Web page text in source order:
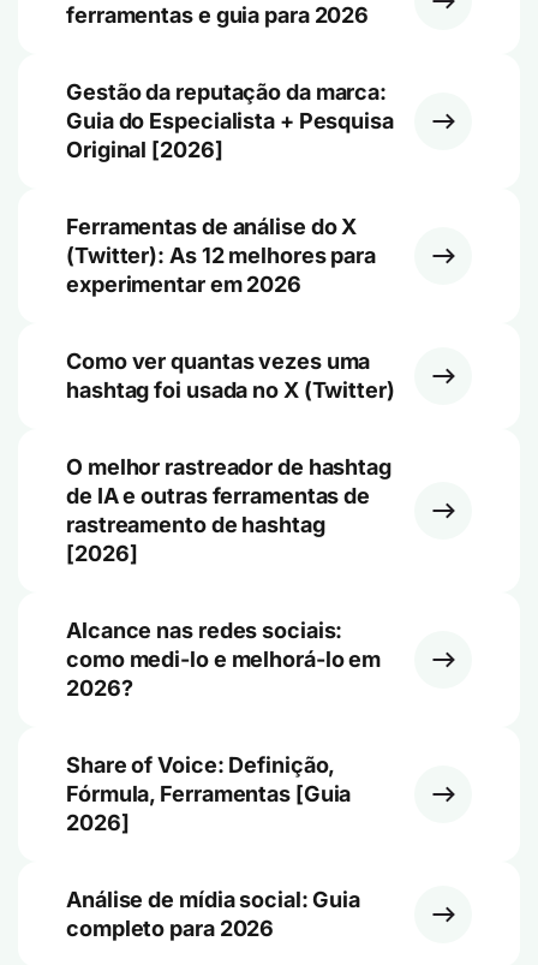
ferramentas e guia para 2026
Gestão da reputação da marca:
Guia do Especialista + Pesquisa
Original [2026]
Ferramentas de análise do X
(Twitter): As 12 melhores para
experimentar em 2026
Como ver quantas vezes uma
hashtag foi usada no X (Twitter)
O melhor rastreador de hashtag
de IA e outras ferramentas de
rastreamento de hashtag
[2026]
Alcance nas redes sociais:
como medi-lo e melhorá-lo em
2026?
Share of Voice: Definição,
Fórmula, Ferramentas [Guia
2026]
Análise de mídia social: Guia
completo para 2026